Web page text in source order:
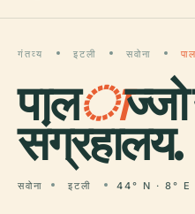
गंतव्य इटली सवोना
पाला
संग्रहालय.
सवोना इटली 44° N · 8° E